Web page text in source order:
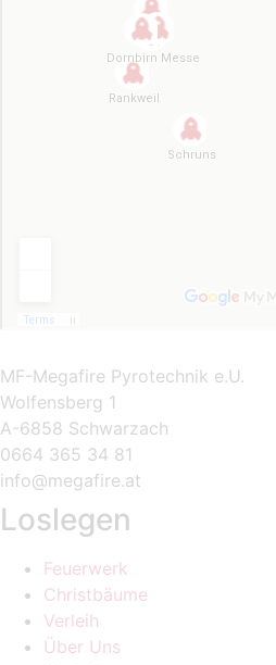
MF-Megafire Pyrotechnik e.U.
Wolfensberg 1
A-6858 Schwarzach
0664 365 34 81
info@megafire.at
Loslegen
Feuerwerk
Christbäume
Verleih
Über Uns